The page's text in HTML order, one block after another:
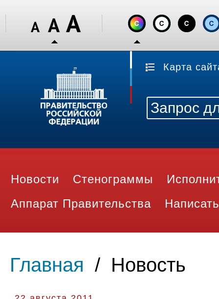
Карта
Новости Стенограммы
Аппарат Правительства
Главная / Новость